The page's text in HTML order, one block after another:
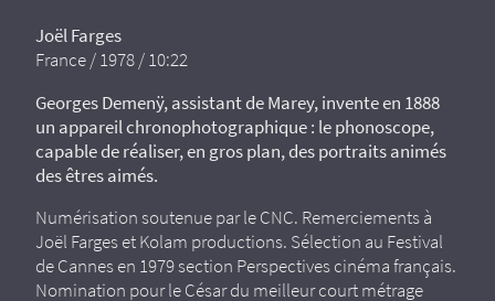
Joël Farges
France / 1978 / 10:22
Georges Demenÿ, assistant de Marey, invente en 1888
un appareil chronophotographique : le phonoscope,
capable de réaliser, en gros plan, des portraits animés
des êtres aimés.
Numérisation soutenue par le CNC. Remerciements à
Joël Farges et Kolam productions. Sélection au Festival
de Cannes en 1979 section Perspectives cinéma français.
Nomination pour le César du meilleur court métrage